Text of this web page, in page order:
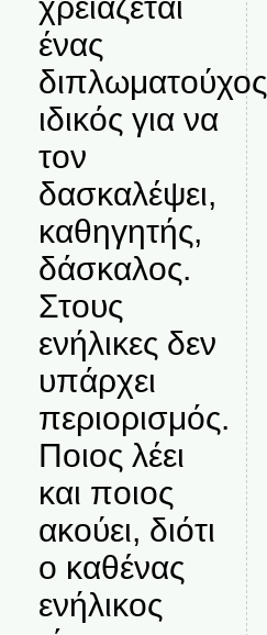
ένας
διπλωματούχος
ιδικός για να
τον
δασκαλέψει,
καθηγητής,
δάσκαλος.
Στους
ενήλικες δεν
υπάρχει
περιορισμός.
Ποιος λέει
και ποιος
ακούει, διότι
ο καθένας
ενήλικος